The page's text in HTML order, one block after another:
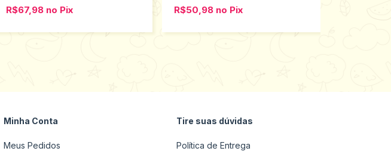
R$67,98 no Pix R$50,98 no Pix
Minha Conta
Meus Pedidos
Tire suas dúvidas
Política de Entrega